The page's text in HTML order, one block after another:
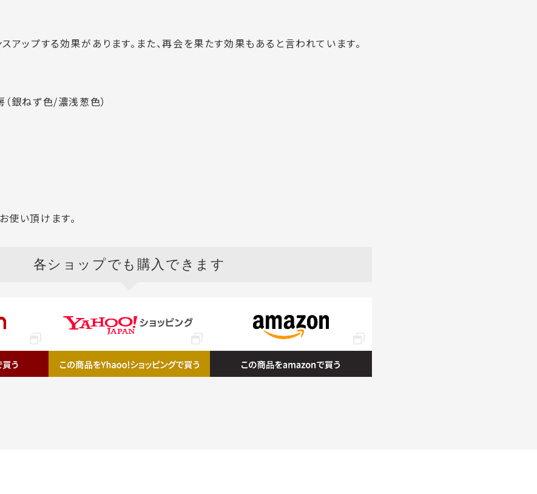
アップする効果があります。また、再会を果たす効果もあると言われています。
銀ねず色/濃浅葱色）
使い頂けます。
各ショップでも購入できます